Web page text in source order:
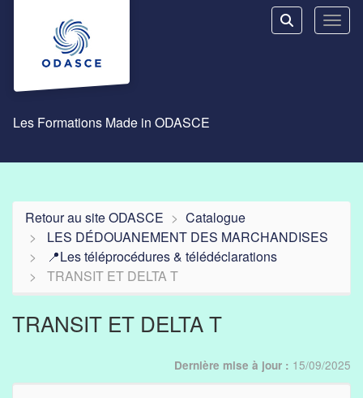
Aller au menu principal
Aller au contenu principal
Personnaliser l'interface
Rechercher
Les Formations Made in ODASCE
Retour au site ODASCE
Catalogue
LES DÉDOUANEMENT DES MARCHANDISES
📍Les téléprocédures & télédéclarations
TRANSIT ET DELTA T
TRANSIT ET DELTA T
Dernière mise à jour : 15/09/2025